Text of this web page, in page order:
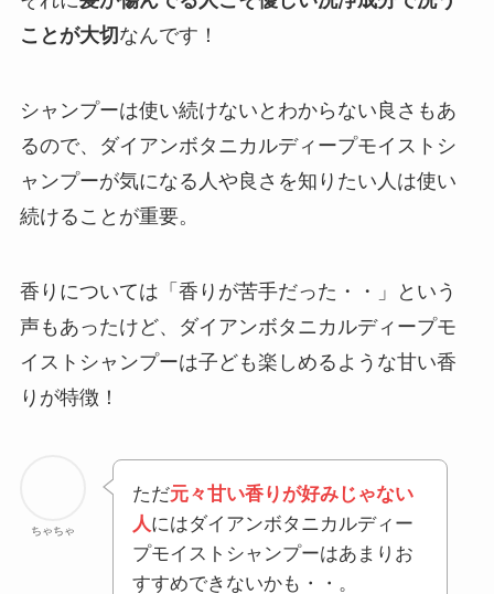
ことが大切 なんです！
シャンプーは使い続けないとわからない良さもあ
るので、ダイアンボタニカルディープモイストシ
ャンプーが気になる人や良さを知りたい人は使い
続けることが重要。
香りについては「香りが苦手だった・・」という
声もあったけど、ダイアンボタニカルディープモ
イストシャンプーは子ども楽しめるような甘い香
りが特徴！
ちゃちゃ
ただ元々甘い香りが好みじゃない
人にはダイアンボタニカルディー
プモイストシャンプーはあまりお
すすめできないかも・・。